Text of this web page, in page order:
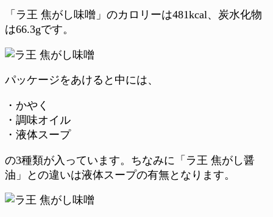
「ラ王 焦がし味噌」のカロリーは481kcal、炭水化物
は66.3gです。
パッケージをあけると中には、
・かやく
・調味オイル
・液体スープ
の3種類が入っています。ちなみに「ラ王 焦がし醤
油」との違いは液体スープの有無となります。